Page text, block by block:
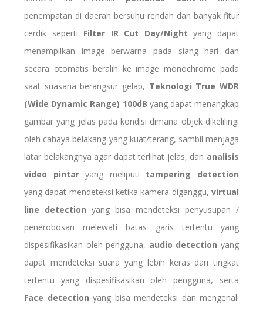
penempatan di daerah bersuhu rendah dan banyak fitur
cerdik seperti Filter IR Cut Day/Night yang dapat
menampilkan image berwarna pada siang hari dan
secara otomatis beralih ke image monochrome pada
saat suasana berangsur gelap, Teknologi True WDR
(Wide Dynamic Range) 100dB yang dapat menangkap
gambar yang jelas pada kondisi dimana objek dikelilingi
oleh cahaya belakang yang kuat/terang, sambil menjaga
latar belakangnya agar dapat terlihat jelas, dan analisis
video pintaryang meliputi tampering detection
yang dapat mendeteksi ketika kamera diganggu, virtual
line detection yang bisa mendeteksi penyusupan /
penerobosan melewati batas garis tertentu yang
dispesifikasikan oleh pengguna, audio detection yang
dapat mendeteksi suara yang lebih keras dari tingkat
tertentu yang dispesifikasikan oleh pengguna, serta
Face detection yang bisa mendeteksi dan mengenali